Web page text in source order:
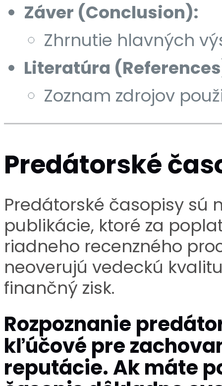
Záver (Conclusion):
Zhrnutie hlavných
Literatúra
Zoznam zdrojov
Predátorské
Predátorské časopisy sú
publikácie, ktoré za
riadneho recenzného
neoverujú vedeckú
finančný zisk.
Rozpoznanie
kľúčové pre
reputácie. Ak máte